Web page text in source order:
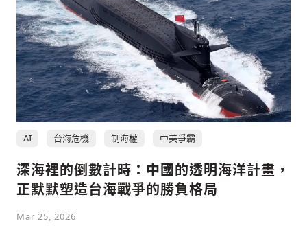
AI 台海危機 制海權 中美爭霸
深海裡的倒數計時：中國的透明海洋計畫，
正默默塑造台海戰爭的勝負格局
Mar 25, 2026